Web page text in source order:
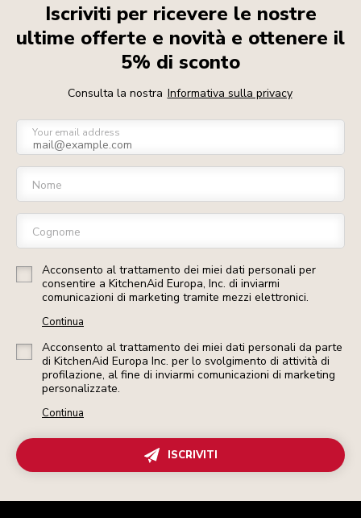
Iscriviti per ricevere le nostre
ultime offerte e novità e ottenere il
5% di sconto
Consulta la nostra Informativa sulla privacy
Your email address
Nome
Cognome
Acconsento al trattamento dei miei dati personali per
consentire a KitchenAid Europa, Inc. di inviarmi
comunicazioni di marketing tramite mezzi elettronici.
Continua
Acconsento al trattamento dei miei dati personali da parte
di KitchenAid Europa Inc. per lo svolgimento di attività di
profilazione, al fine di inviarmi comunicazioni di marketing
personalizzate.
Continua
ISCRIVITI